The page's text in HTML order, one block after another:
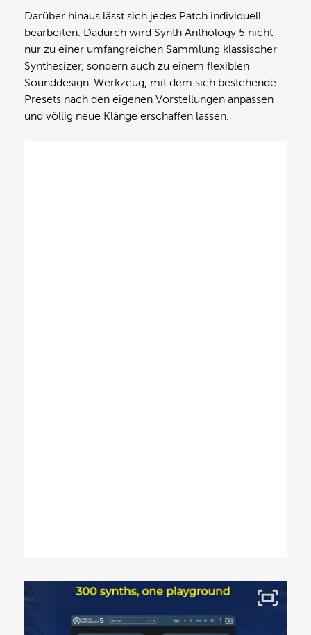
Darüber hinaus lässt sich jedes Patch individuell
bearbeiten. Dadurch wird Synth Anthology 5 nicht
nur zu einer umfangreichen Sammlung klassischer
Synthesizer, sondern auch zu einem flexiblen
Sounddesign-Werkzeug, mit dem sich bestehende
Presets nach den eigenen Vorstellungen anpassen
und völlig neue Klänge erschaffen lassen.